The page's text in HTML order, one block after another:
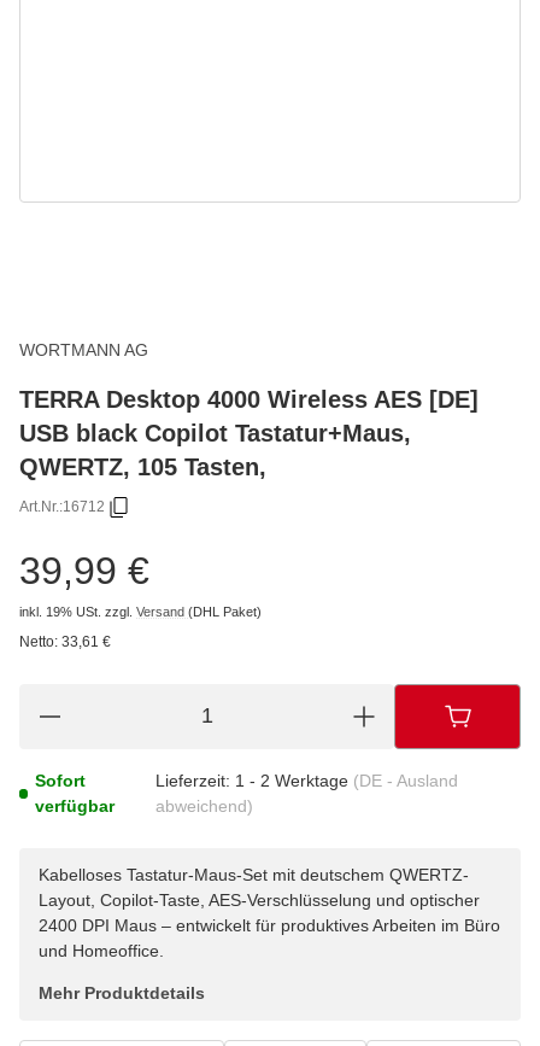
WORTMANN AG
TERRA Desktop 4000 Wireless AES [DE]
USB black Copilot Tastatur+Maus,
QWERTZ, 105 Tasten,
Art.Nr.:16712
39,99 €
inkl. 19% USt. zzgl. Versand (DHL Paket)
Netto: 33,61 €
Sofort
verfügbar
Lieferzeit: 1 - 2 Werktage (DE - Ausland
abweichend)
Kabelloses Tastatur-Maus-Set mit deutschem QWERTZ-
Layout, Copilot-Taste, AES-Verschlüsselung und optischer
2400 DPI Maus – entwickelt für produktives Arbeiten im Büro
und Homeoffice.
Mehr Produktdetails